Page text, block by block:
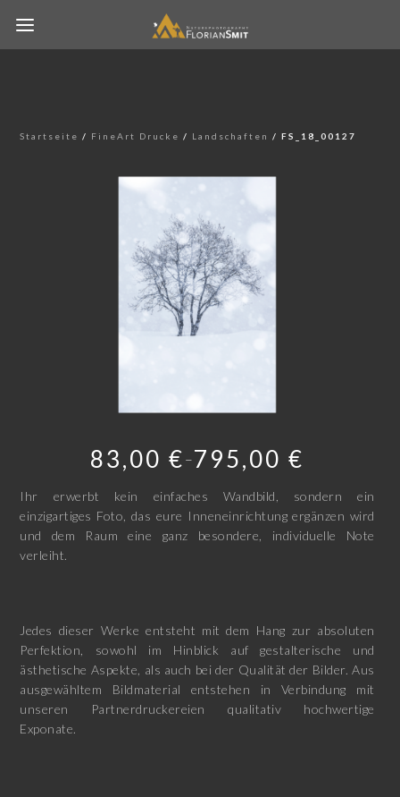
Startseite / FineArt Drucke / Landschaften / FS_18_00127
83,00€ –795,00 €
Ihr erwerbt kein einfaches Wandbild, sondern ein
einzigartiges Foto, das eure Inneneinrichtung ergänzen wird
und dem Raum eine ganz besondere, individuelle Note
verleiht.
Jedes dieser Werke entsteht mit dem Hang zur absoluten
Perfektion, sowohl im Hinblick auf gestalterische und
ästhetische Aspekte, als auch bei der Qualität der Bilder. Aus
ausgewähltem Bildmaterial entstehen in Verbindung mit
unseren Partnerdruckereien qualitativ hochwertige
Exponate.